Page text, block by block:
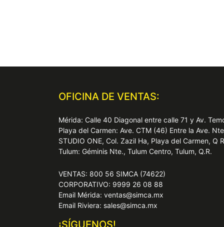
OFICINA DE VENTAS:
Mérida: Calle 40 Diagonal entre calle 71 y Av.
Playa del Carmen: Ave. CTM (46) Entre la Ave.
STUDIO ONE, Col. Zazil Ha, Playa del Carmen, Q
Tulum: Géminis Nte., Tulum Centro, Tulum, Q.R.
VENTAS: 800 56 SIMCA (74622)
CORPORATIVO: 9999 26 08 88
Email Mérida: ventas@simca.mx
Email Riviera: sales@simca.mx
¡SÍGUENOS!